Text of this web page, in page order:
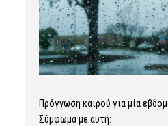
Πρόγνωση καιρού για μία
Σύμφωμα με αυτή: